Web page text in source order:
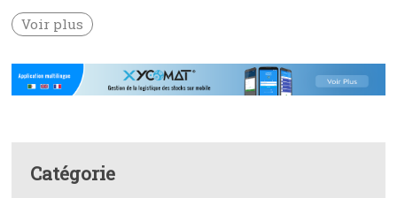
Voir plus
Catégorie